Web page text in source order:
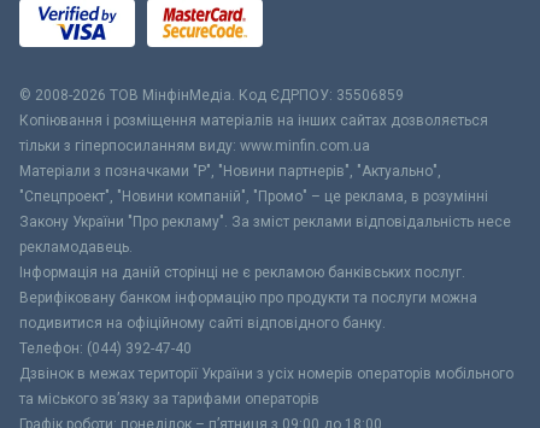
© 2008-2026 ТОВ МiнфiнМедiа. Код ЄДРПОУ: 35506859
Копіювання і розміщення матеріалів на інших сайтах дозволяється
тільки з гіперпосиланням виду: www.minfin.com.ua
Матеріали з позначками "Р", "Новини партнерів", "Актуально",
"Спецпроект", "Новини компаній", "Промо" – це реклама, в розумінні
Закону України "Про рекламу". За зміст реклами відповідальність несе
рекламодавець.
Інформація на даній сторінці не є рекламою банківських послуг.
Верифіковану банком інформацію про продукти та послуги можна
подивитися на офіційному сайті відповідного банку.
Телефон: (044) 392-47-40
Дзвінок в межах території України з усіх номерів операторів мобільного
та міського зв’язку за тарифами операторів
Графік роботи: понеділок – п’ятниця з 09:00 до 18:00